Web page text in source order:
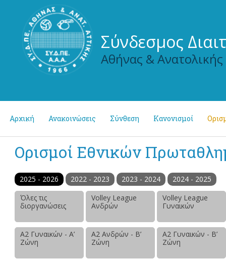
Σύνδεσμος
Αθήνας & Ανατολικής
Αρχική Ανακοινώσεις Σύνθεση Κανονισμοί
Ορισμοί Εθνικών
2025 - 2026 2022 - 2023 2023 - 2024
2024 - 2025
Όλες τις
διοργανώσεις
Volley League
Ανδρών
Volley League
Γυναικών
Α2 Γυναικών - Α’
Ζώνη
Α2 Ανδρών - Β’
Ζώνη
Α2 Γυναικών - Β’
Ζώνη